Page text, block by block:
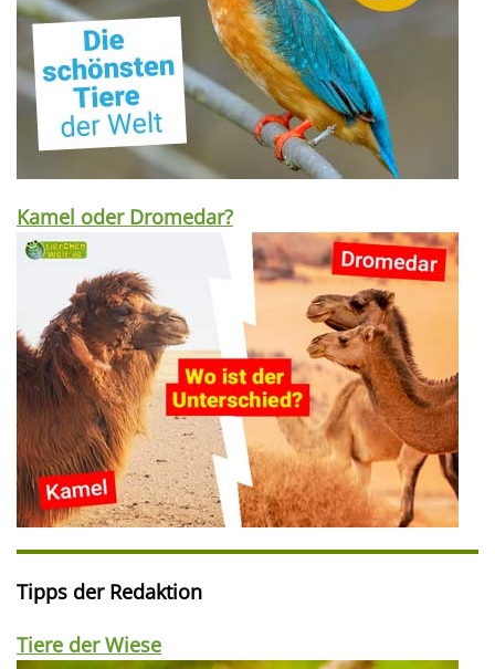
Kamel oder Dromedar?
Tipps der Redaktion
Tiere der Wiese